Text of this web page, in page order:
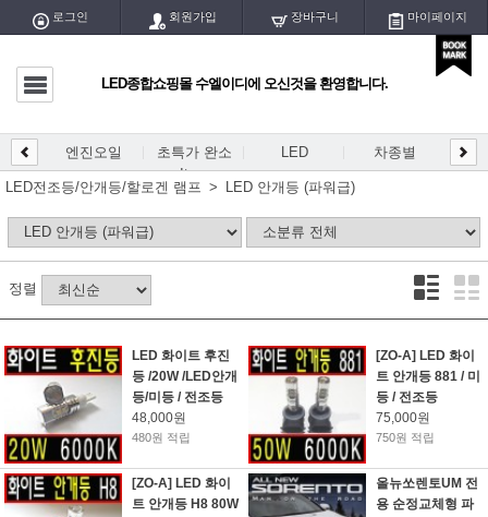
마이페이지
엔진오일
LED
차종별
DIY용 PCB
DIY용 블럭/홀더
DIY용품/공구
LED실내등/전구
로그인 회원가입 장바구니 마이페이지
LED종합쇼핑몰 수엘이디에 오신것을 환영합니다.
엔진오일
초특가 완소
Item
LED 차종별 DIY
LED
개등/
LED전조등/안개등/할로겐 램프 LED 안개등 (파워급)
정렬
LED 화이트 후진
등 /20W /LED안개
등/미등 / 전조등
48,000원
480원 적립
[ZO-A] LED 화이
트 안개등 881 / 미
등 / 전조등
75,000원
750원 적립
[ZO-A] LED 화이
트 안개등 H8 80W
올뉴쏘렌토UM 전
용 순정교체형 파